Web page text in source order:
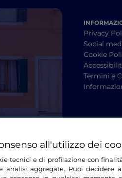
Privacy
Social
Cookie
Termini e
all'utilizzo dei
tecnici e di profilazione con
analisi aggregate. Puoi decidere